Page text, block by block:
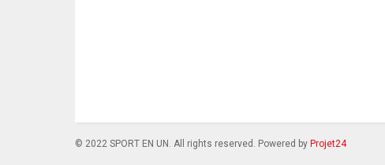
© 2022 SPORT EN UN. All rights reserved. Powered byProjet24